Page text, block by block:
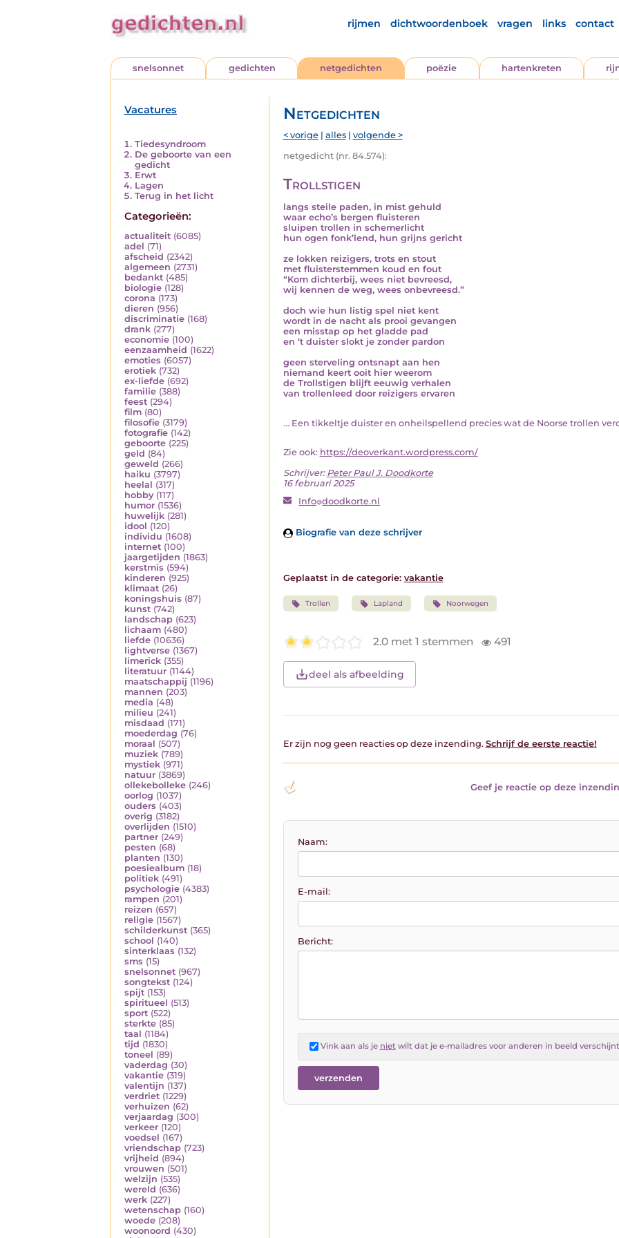
rijmen dichtwoordenboek vragen links contact
snelsonnet gedichten netgedichten poëzie hartenkreten
Vacatures
Tiedesyndroom
De geboorte van een
gedicht
Erwt
Lagen
Terug in het licht
Categorieën:
actualiteit (6085)
adel (71)
afscheid (2342)
algemeen (2731)
bedankt (485)
biologie (128)
corona (173)
dieren (956)
discriminatie (168)
drank (277)
economie (100)
eenzaamheid (1622)
emoties (6057)
erotiek (732)
ex-liefde (692)
familie (388)
feest (294)
film (80)
filosofie (3179)
fotografie (142)
geboorte (225)
geld (84)
geweld (266)
haiku (3797)
heelal (317)
hobby (117)
humor (1536)
huwelijk (281)
idool (120)
individu (1608)
internet (100)
jaargetijden (1863)
kerstmis (594)
kinderen (925)
klimaat (26)
koningshuis (87)
kunst (742)
landschap (623)
lichaam (480)
liefde (10636)
lightverse (1367)
limerick (355)
literatuur (1144)
maatschappij (1196)
mannen (203)
media (48)
milieu (241)
misdaad (171)
moederdag (76)
moraal (507)
muziek (789)
mystiek (971)
natuur (3869)
ollekebolleke (246)
oorlog (1037)
ouders (403)
overig (3182)
overlijden (1510)
partner (249)
pesten (68)
planten (130)
poesiealbum (18)
politiek (491)
psychologie (4383)
rampen (201)
reizen (657)
religie (1567)
schilderkunst (365)
school (140)
sinterklaas (132)
sms (15)
snelsonnet (967)
songtekst (124)
spijt (153)
spiritueel (513)
sport (522)
sterkte (85)
taal (1184)
tijd (1830)
toneel (89)
vaderdag (30)
vakantie (319)
valentijn (137)
verdriet (1229)
verhuizen (62)
verjaardag (300)
verkeer (120)
voedsel (167)
vriendschap (723)
vrijheid (894)
vrouwen (501)
welzijn (535)
wereld (636)
werk (227)
wetenschap (160)
woede (208)
woonoord (430)
Netgedichten
< vorige| alles| volgende >
netgedicht (nr. 84.574):
Trollstigen
langs steile paden, in mist gehuld
waar echo’s bergen fluisteren
sluipen trollen in schemerlicht
hun ogen fonk’lend, hun grijns gericht
ze lokken reizigers, trots en stout
met fluisterstemmen koud en fout
“Kom dichterbij, wees niet bevreesd,
wij kennen de weg, wees onbevreesd.”
doch wie hun listig spel niet kent
wordt in de nacht als prooi gevangen
een misstap op het gladde pad
en ‘t duister slokt je zonder pardon
geen sterveling ontsnapt aan hen
niemand keert ooit hier weerom
de Trollstigen blijft eeuwig verhalen
van trollenleed door reizigers ervaren
... Een tikkeltje duister en onheilspellend precies wat de Noorse trollen
Zie ook: https://deoverkant.wordpress.com/
Schrijver: Peter Paul J. Doodkorte
16 februari 2025
Info doodkorte.nl
Biografie van deze schrijver
Geplaatst in de categorie: vakantie
Trollen Lapland Noorwegen
2.0 met 1 stemmen 491
deel als afbeelding
Er zijn nog geen reacties op deze inzending. Schrijf de eerste reactie!
Geef je reactie op deze
Naam:
E-mail:
Bericht:
Vink aan als je niet wilt dat je e-mailadres voor anderen in beeld verschijnt